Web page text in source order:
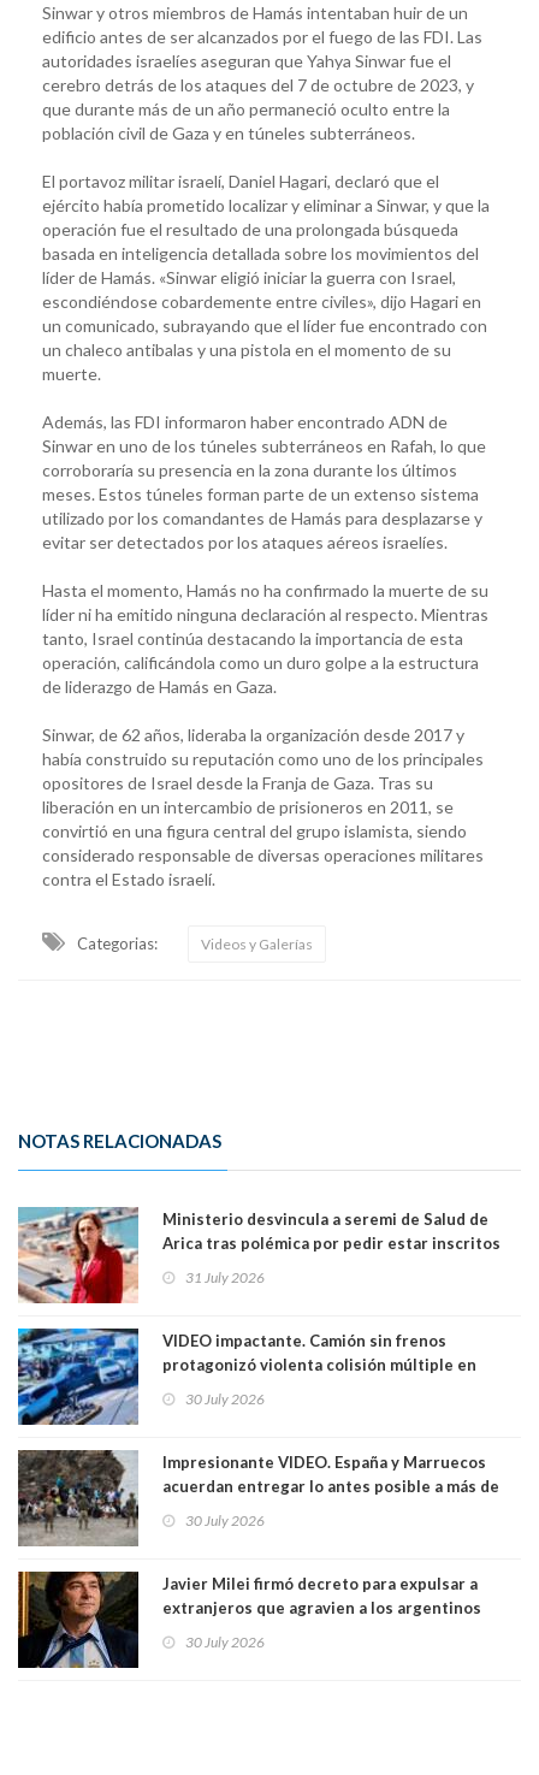
Sinwar y otros miembros de Hamás intentaban huir de un
edificio antes de ser alcanzados por el fuego de las FDI. Las
autoridades israelíes aseguran que Yahya Sinwar fue el
cerebro detrás de los ataques del 7 de octubre de 2023, y
que durante más de un año permaneció oculto entre la
población civil de Gaza y en túneles subterráneos.
El portavoz militar israelí, Daniel Hagari, declaró que el
ejército había prometido localizar y eliminar a Sinwar, y que la
operación fue el resultado de una prolongada búsqueda
basada en inteligencia detallada sobre los movimientos del
líder de Hamás. «Sinwar eligió iniciar la guerra con Israel,
escondiéndose cobardemente entre civiles», dijo Hagari en
un comunicado, subrayando que el líder fue encontrado con
un chaleco antibalas y una pistola en el momento de su
muerte.
Además, las FDI informaron haber encontrado ADN de
Sinwar en uno de los túneles subterráneos en Rafah, lo que
corroboraría su presencia en la zona durante los últimos
meses. Estos túneles forman parte de un extenso sistema
utilizado por los comandantes de Hamás para desplazarse y
evitar ser detectados por los ataques aéreos israelíes.
Hasta el momento, Hamás no ha confirmado la muerte de su
líder ni ha emitido ninguna declaración al respecto. Mientras
tanto, Israel continúa destacando la importancia de esta
operación, calificándola como un duro golpe a la estructura
de liderazgo de Hamás en Gaza.
Sinwar, de 62 años, lideraba la organización desde 2017 y
había construido su reputación como uno de los principales
opositores de Israel desde la Franja de Gaza. Tras su
liberación en un intercambio de prisioneros en 2011, se
convirtió en una figura central del grupo islamista, siendo
considerado responsable de diversas operaciones militares
contra el Estado israelí.
Categorias: Videos y Galerías
NOTAS RELACIONADAS
Ministerio desvincula a seremi de Salud de
Arica tras polémica por pedir estar inscritos
Ya son 29 seremis despedidos desde el 11 de
31 July 2026
VIDEO impactante. Camión sin frenos
protagonizó violenta colisión múltiple en
30 July 2026
Impresionante VIDEO. España y Marruecos
acuerdan entregar lo antes posible a más de
avalancha y de manera irregular a territorio
30 July 2026
Javier Milei firmó decreto para expulsar a
extranjeros que agravien a los argentinos
30 July 2026